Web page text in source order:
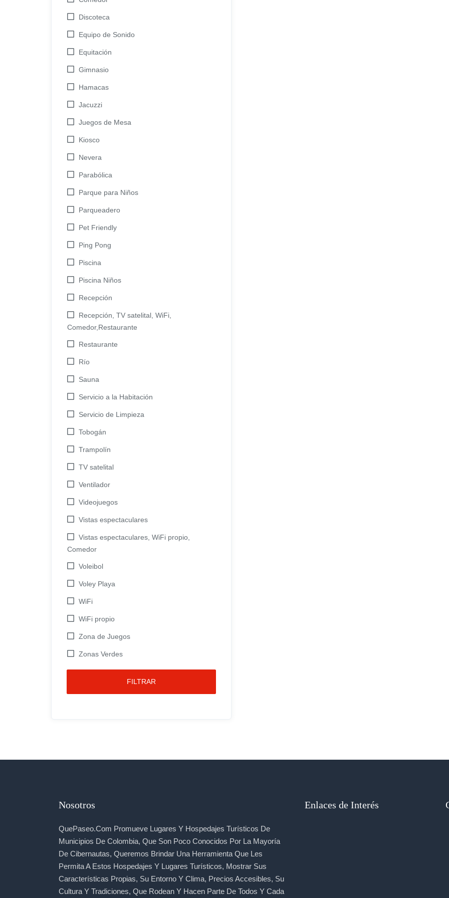
Discoteca
Equipo de Sonido
Equitación
Gimnasio
Hamacas
Jacuzzi
Juegos de Mesa
Kiosco
Nevera
Parabólica
Parque para Niños
Parqueadero
Pet Friendly
Ping Pong
Piscina
Piscina Niños
Recepción
Recepción, TV satelital, WiFi,
Comedor,Restaurante
Restaurante
Río
Sauna
Servicio a la Habitación
Servicio de Limpieza
Tobogán
Trampolín
TV satelital
Ventilador
Videojuegos
Vistas espectaculares
Vistas espectaculares, WiFi propio,
Comedor
Voleibol
Voley Playa
WiFi
WiFi propio
Zona de Juegos
Zonas Verdes
FILTRAR
Nosotros
QuePaseo.com Promueve Lugares Y Hospedajes Turísticos De
Municipios De Colombia, Que Son Poco Conocidos Por La Mayoría
De Cibernautas, Queremos Brindar Una Herramienta Que Les
Permita A Estos Hospedajes Y Lugares Turísticos, Mostrar Sus
Características Propias, Su Entorno Y Clima, Precios Accesibles, Su
Cultura Y Tradiciones, Que Rodean Y Hacen Parte De Todos Y Cada
Enlaces de Interés